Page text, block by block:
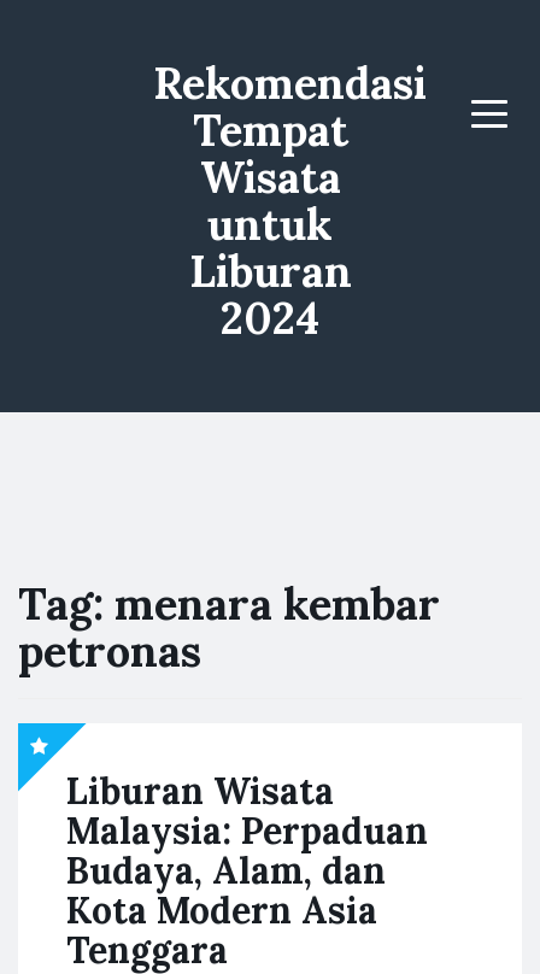
Rekomendasi
Tempat
Wisata
untuk
Liburan
2024
Menu
Tag: menara kembar
petronas
Liburan Wisata
Malaysia: Perpaduan
Budaya, Alam, dan
Kota Modern Asia
Tenggara